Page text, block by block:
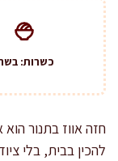
כשרות:
חזה אווז בתנור
להכין בבית, בלי